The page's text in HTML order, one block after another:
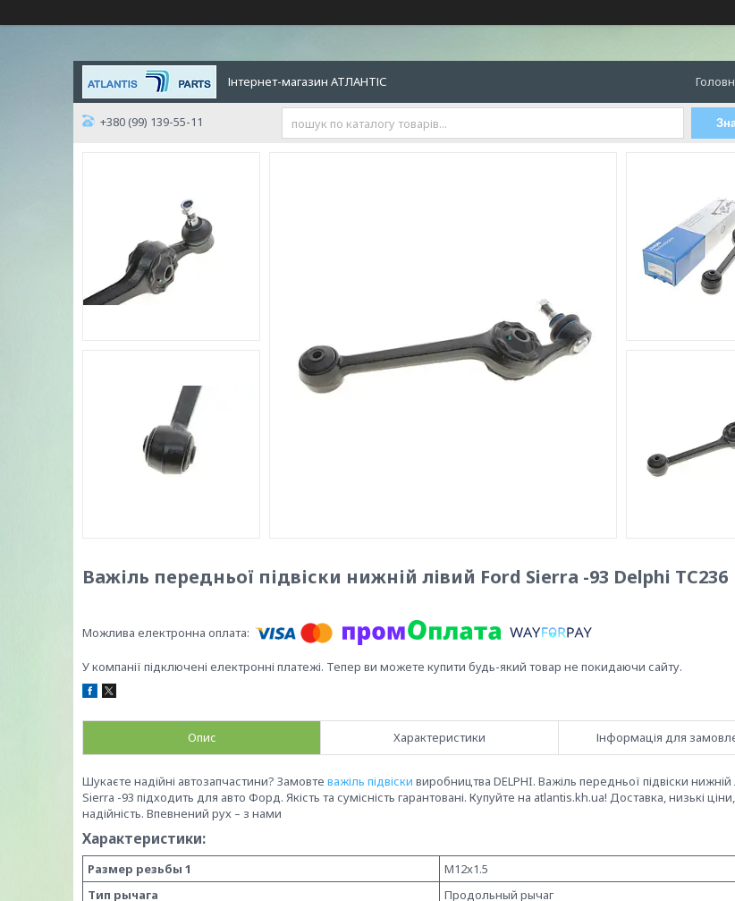
Інтернет-магазин АТЛАНТІС
+380 (99) 139-55-11
Важіль передньої підвіски нижній лівий Ford Sierra -93 Delphi TC236
У компанії підключені електронні платежі. Тепер ви можете купити будь-який товар не покидаючи сайту.
Опис Характеристики Інформація для
Шукаєте надійні автозапчастини? Замовте важіль підвіски виробництва DELPHI. Важіль передньої підвіски нижній
Sierra -93 підходить для авто Форд. Якість та сумісність гарантовані. Купуйте на atlantis.kh.ua! Доставка, низькі
надійність. Впевнений рух – з нами
Характеристики:
Размер резьбы 1
M12x1.5
Тип рычага
Продольный рычаг